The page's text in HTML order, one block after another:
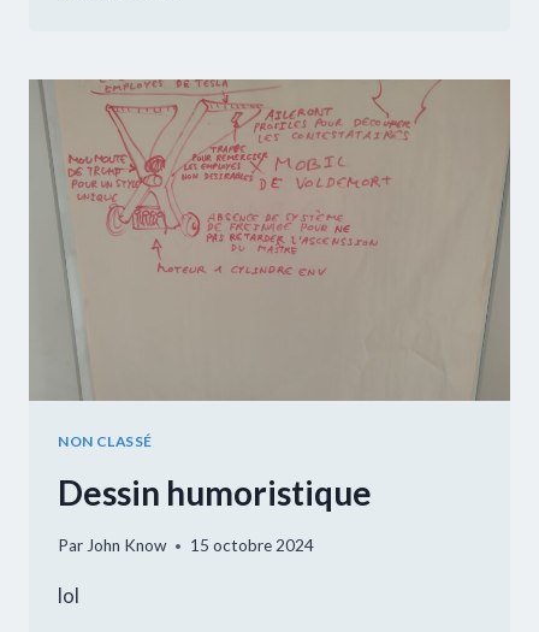
NON CLASSÉ
Dessin humoristique
ParJohn Know 15 octobre 2024
lol